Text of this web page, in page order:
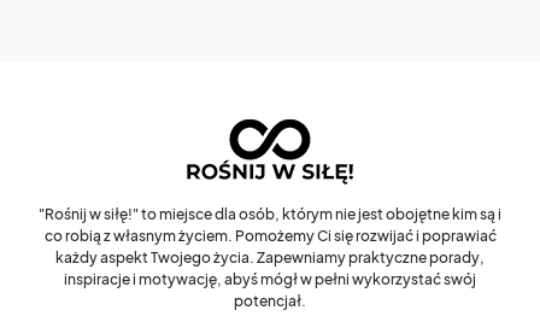
"Rośnij w siłę!" to miejsce dla osób, którym nie jest obojętne kim są i
co robią z własnym życiem. Pomożemy Ci się rozwijać i poprawiać
każdy aspekt Twojego życia. Zapewniamy praktyczne porady,
inspiracje i motywację, abyś mógł w pełni wykorzystać swój
potencjał.